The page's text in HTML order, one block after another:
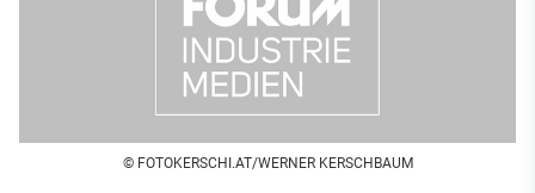
© FOTOKERSCHI.AT/WERNER KERSCHBAUM